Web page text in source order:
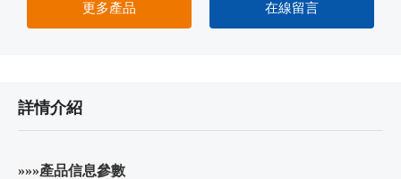
更多產品 在線留言
詳情介紹
»»»產品信息參數